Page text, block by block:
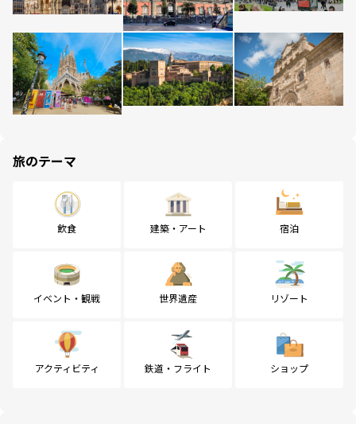
旅のテーマ
飲食 建築・アート 宿泊
イベント・観戦 世界遺産 リゾート
アクティビティ 鉄道・フライト ショップ